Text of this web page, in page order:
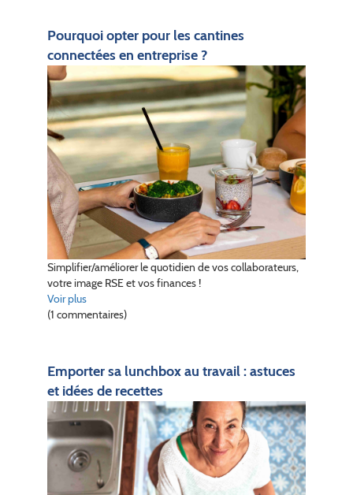
Pourquoi opter pour les cantines
connectées en entreprise ?
Simplifier/améliorer le quotidien de vos collaborateurs,
votre image RSE et vos finances !
Voir plus
(1 commentaires)
Emporter sa lunchbox au travail : astuces
et idées de recettes